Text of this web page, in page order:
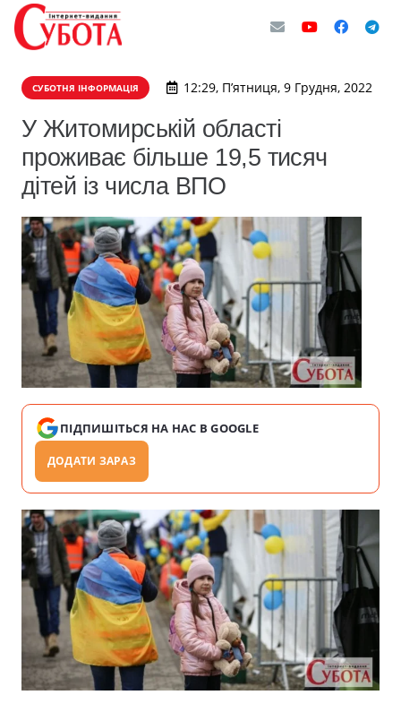
СУБОТНЯ ІНФОРМАЦІЯ 12:29, П’ятниця, 9 Грудня, 2022
У Житомирській області
проживає більше 19,5 тисяч
дітей із числа ВПО
ПІДПИШІТЬСЯ НА НАС В GOOGLE
ДОДАТИ ЗАРАЗ